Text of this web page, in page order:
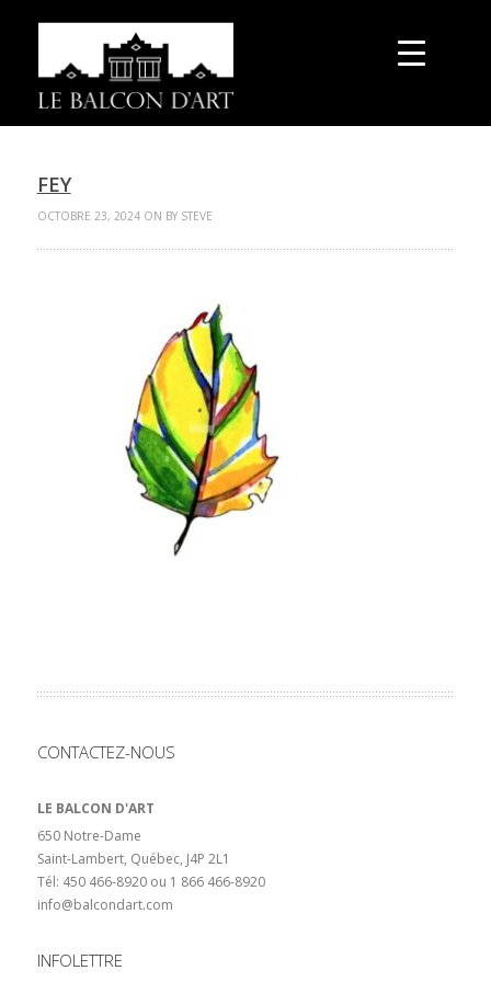
FEY
OCTOBRE 23, 2024 ON BY STEVE
CONTACTEZ-NOUS
LE BALCON D'ART
650 Notre-Dame
Saint-Lambert, Québec, J4P 2L1
Tél: 450 466-8920 ou 1 866 466-8920
info@balcondart.com
INFOLETTRE